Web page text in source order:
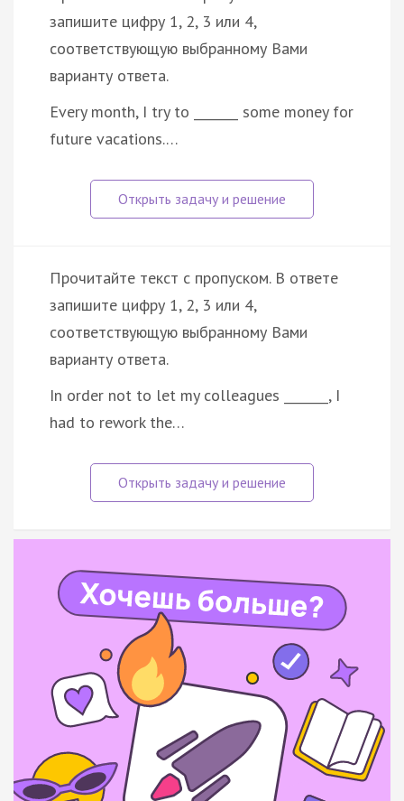
запишите цифру 1, 2, 3 или 4,
соответствующую выбранному Вами
варианту ответа.
Every month, I try to _______ some money for
future vacations.…
Прочитайте текст с пропуском. В ответе
запишите цифру 1, 2, 3 или 4,
соответствующую выбранному Вами
варианту ответа.
In order not to let my colleagues _______, I
had to rework the…